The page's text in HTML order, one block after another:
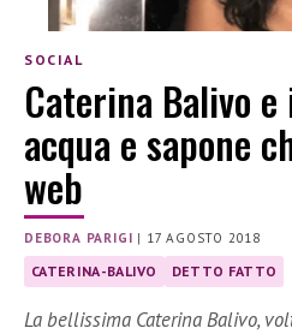
SOCIAL
Caterina Balivo
acqua e sapone
web
DEBORA PARIGI | 17 AGOSTO 2018
CATERINA-BALIVO DETTO FATTO
La bellissima Caterina Balivo,